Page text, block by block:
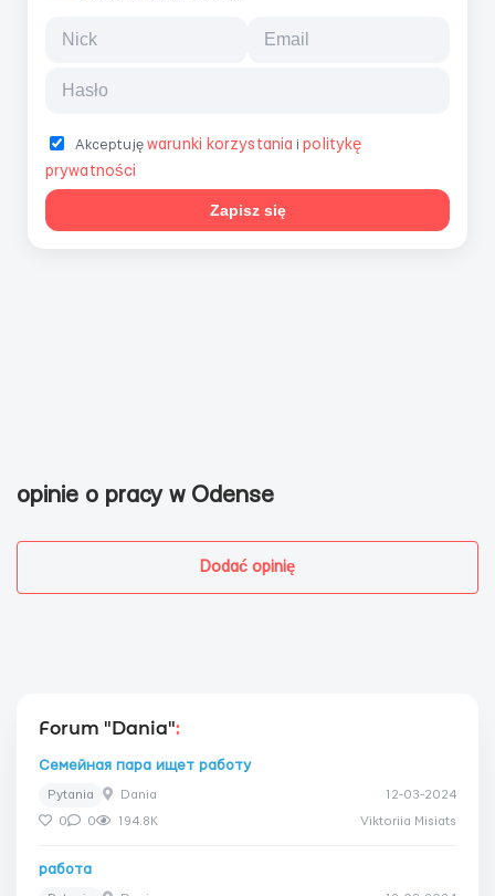
Akceptujęwarunki korzystania ipolitykę
prywatności
Zapisz się
opinie o pracy w Odense
Dodać opinię
Forum "Dania":
Семейная пара ищет работу
Pytania Dania 12-03-2024
0 0 194.8K Viktoriia Misiats
работа